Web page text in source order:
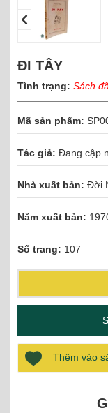
ĐI TÂY
Tình trạng: Sách
Mã sản phẩm:
Tác giả: Đang cập
Nhà xuất bản: Đời
Năm xuất bản:
Số trang: 107
Thêm vào